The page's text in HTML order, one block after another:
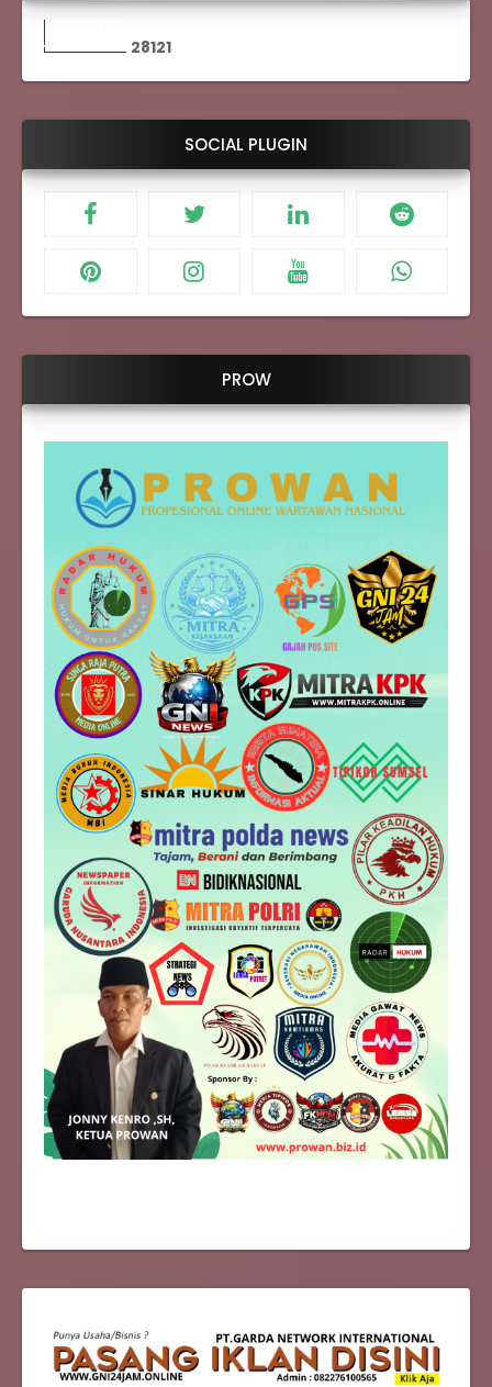
28121
SOCIAL PLUGIN
PROW